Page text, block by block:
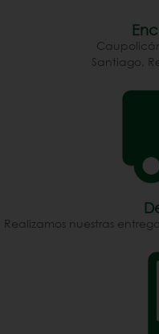
✔ Reutilizables y
¡Añade un toque rústico y
sostenible a tus Santiago,
Realizamos nuestras